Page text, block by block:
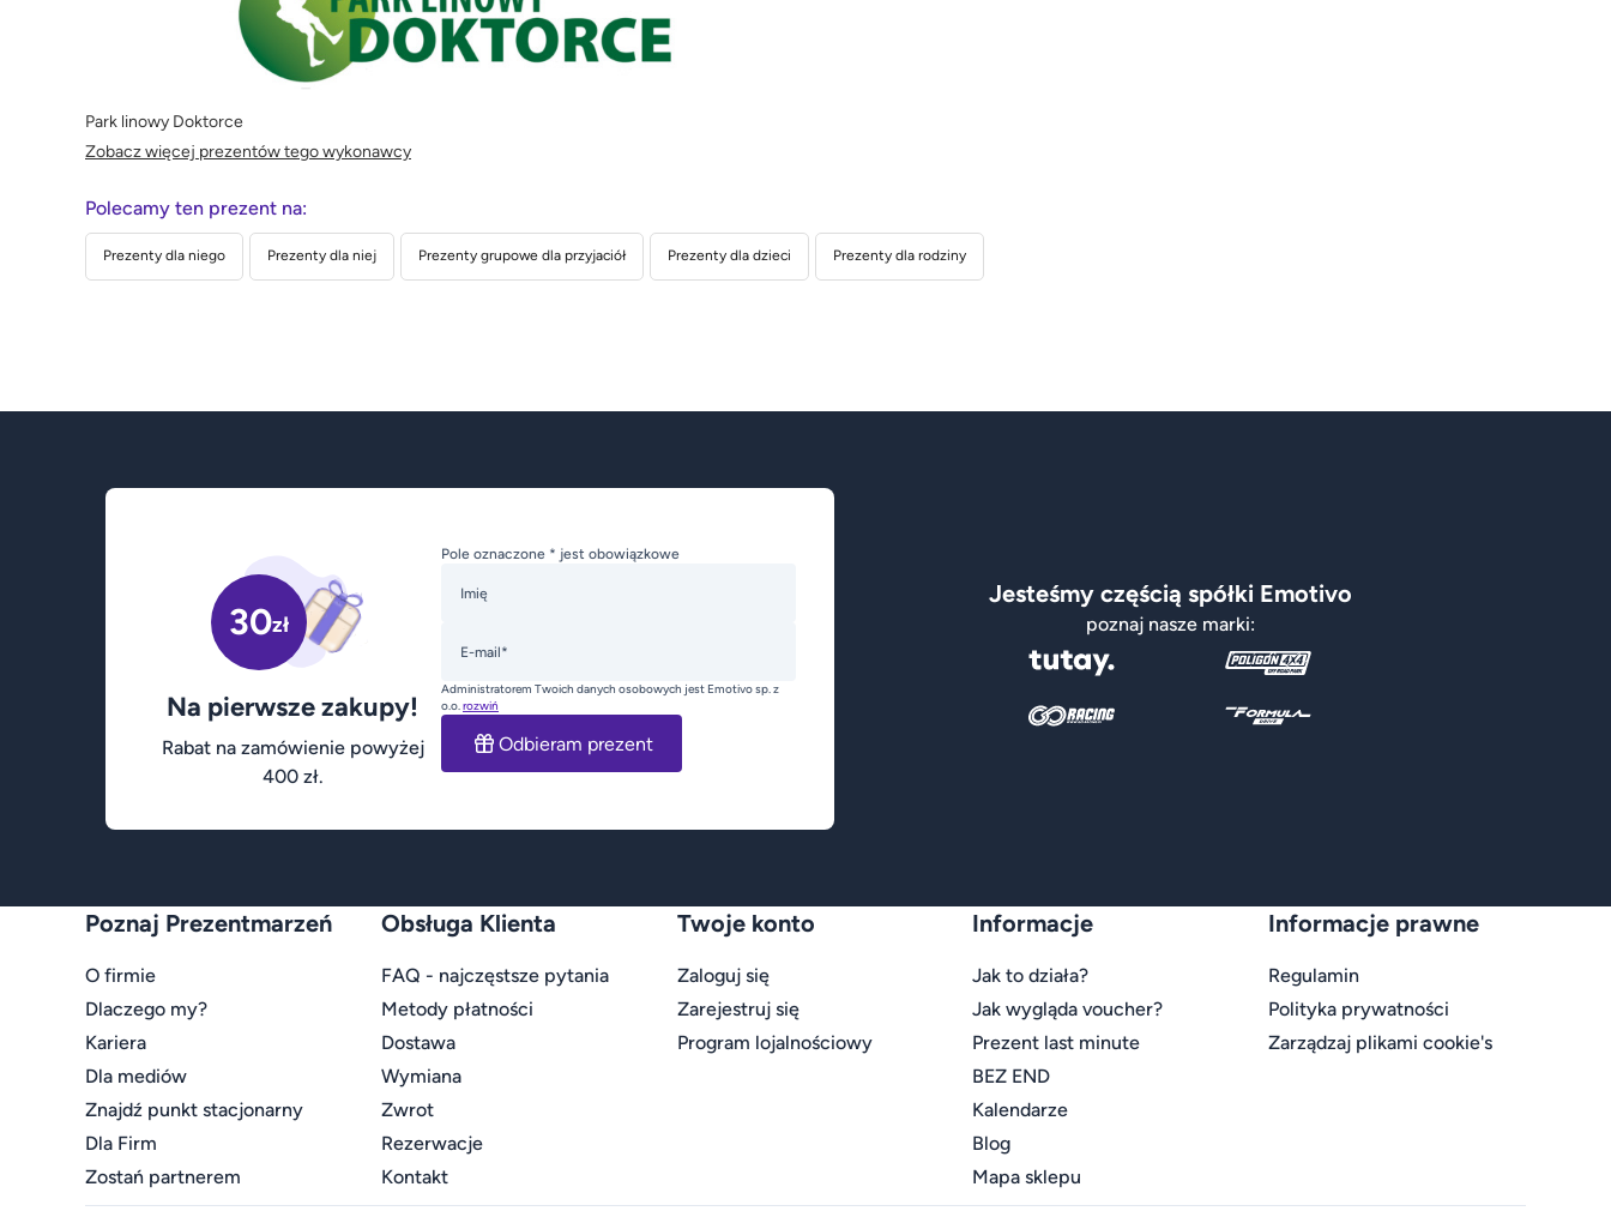
Park linowy Doktorce
Zobacz więcej prezentów tego wykonawcy
Polecamy ten prezent na:
Prezenty dla niego Prezenty dla niej Prezenty grupowe dla przyjaciół Prezenty dla dzieci Prezenty dla rodziny
30zł
Na pierwsze zakupy!
Rabat na zamówienie powyżej
400 zł.
Pole oznaczone * jest obowiązkowe
Imię
E-mail*
Administratorem Twoich danych osobowych jest Emotivo sp. z
o.o.rozwiń
Odbieram prezent
Jesteśmy częścią spółki Emotivo
poznaj nasze marki:
Poznaj Prezentmarzeń
O firmie
Dlaczego my?
Kariera
Dla mediów
Znajdź punkt stacjonarny
Dla Firm
Zostań partnerem
Obsługa Klienta
FAQ - najczęstsze pytania
Metody płatności
Dostawa
Wymiana
Zwrot
Rezerwacje
Kontakt
Twoje konto
Zaloguj się
Zarejestruj się
Program lojalnościowy
Informacje
Jak to działa?
Jak wygląda voucher?
Prezent last minute
BEZ END
Kalendarze
Blog
Mapa sklepu
Informacje prawne
Regulamin
Polityka prywatności
Zarządzaj plikami cookie's